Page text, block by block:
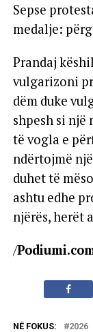
Sepse
medalje:
Prandaj
vulgarizoni
dëm duke
shpesh si
të vogla e
ndërtojmë
duhet të
ashtu edhe
njërës, herët
/
NË FOKUS: 2026